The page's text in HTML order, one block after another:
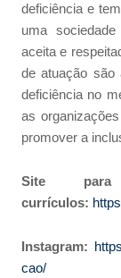
deficiência e
uma
aceita e
de atuação são
deficiência no
as
promover a
Site
currículos:
Instagram:
cao/